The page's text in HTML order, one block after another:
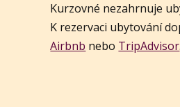
Kurzovné nezahrnuje
K rezervaci ubytování
Airbnb nebo TripAdvisor.